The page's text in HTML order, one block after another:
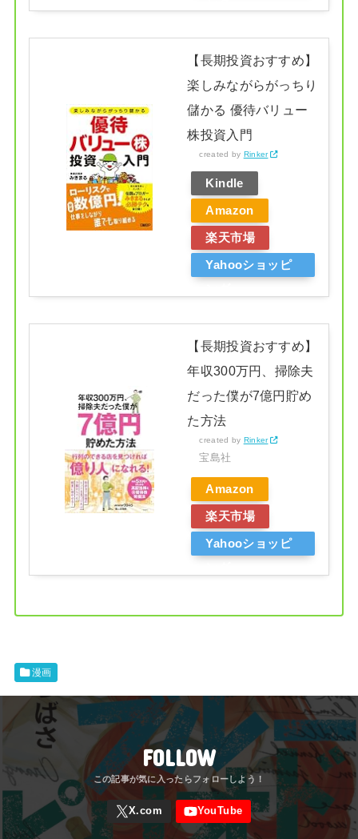
【長期投資おすすめ】
楽しみながらがっちり
儲かる 優待バリュー
株投資入門
created by Rinker
Kindle
Amazon
楽天市場
Yahooショッピ
【長期投資おすすめ】
年収300万円、掃除夫
だった僕が7億円貯め
た方法
created by Rinker
宝島社
Amazon
楽天市場
Yahooショッピ
漫画
FOLLOW